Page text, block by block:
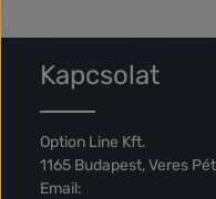
Kapcsolat
Option Line Kft.
1165 Budapest, Veres
Email: